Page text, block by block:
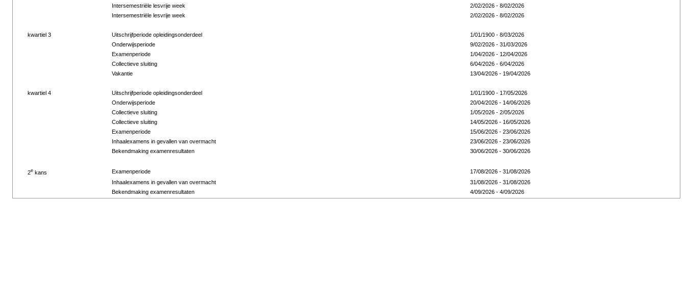
Intersemestriële lesvrije week
2/02/2026 - 8/02/2026
Intersemestriële lesvrije week
2/02/2026 - 8/02/2026
kwartiel 3 Uitschrijfperiode opleidingsonderdeel
1/01/1900 - 8/03/2026
Onderwijsperiode
9/02/2026 - 31/03/2026
Examenperiode
1/04/2026 - 12/04/2026
Collectieve sluiting
6/04/2026 - 6/04/2026
Vakantie
13/04/2026 - 19/04/2026
kwartiel 4 Uitschrijfperiode opleidingsonderdeel
1/01/1900 - 17/05/2026
Onderwijsperiode
20/04/2026 - 14/06/2026
Collectieve sluiting
1/05/2026 - 2/05/2026
Collectieve sluiting
14/05/2026 - 16/05/2026
Examenperiode
15/06/2026 - 23/06/2026
Inhaalexamens in gevallen van overmacht
23/06/2026 - 23/06/2026
Bekendmaking examenresultaten
30/06/2026 - 30/06/2026
2e kans Examenperiode
17/08/2026 - 31/08/2026
Inhaalexamens in gevallen van overmacht
31/08/2026 - 31/08/2026
Bekendmaking examenresultaten
4/09/2026 - 4/09/2026